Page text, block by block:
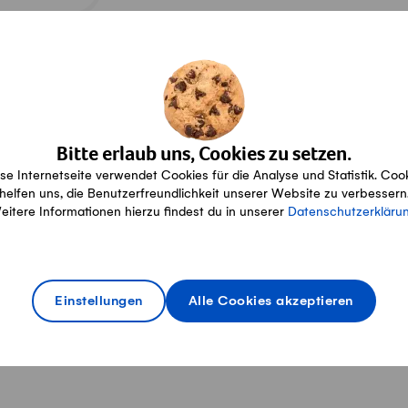
Bitte erlaub uns, Cookies zu setzen.
Internetseite verwendet Cookies für die Analyse und Statistik.
helfen uns, die Benutzerfreundlichkeit unserer Website zu
Informationen hierzu findest du in unserer
Einstellungen Alle Cookies akzeptieren
Kontakt
Jean-Paul II 7, 1752
www.ferme-bertigny.ch/